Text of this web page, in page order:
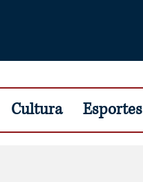
Cultura Esportes